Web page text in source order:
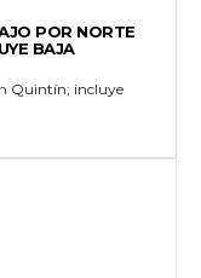
POR NORTE
BAJA
Quintín; incluye